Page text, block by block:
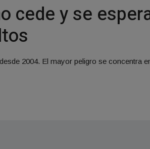
cede y se
2004. El mayor peligro se concentra